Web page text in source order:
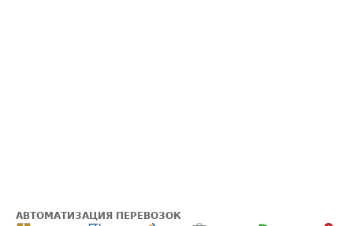
АВТОМАТИЗАЦИЯ ПЕРЕВОЗОК